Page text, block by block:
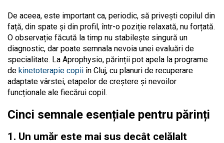
De aceea, este important ca, periodic, să privești copilul din
față, din spate și din profil, într-o poziție relaxată, nu forțată.
O observație făcută la timp nu stabilește singură un
diagnostic, dar poate semnala nevoia unei evaluări de
specialitate. La Aprophysio, părinții pot apela la programe
de kinetoterapie copii în Cluj, cu planuri de recuperare
adaptate vârstei, etapelor de creștere și nevoilor
funcționale ale fiecărui copil.
Cinci semnale esențiale pentru părinți
1. Un umăr este mai sus decât celălalt